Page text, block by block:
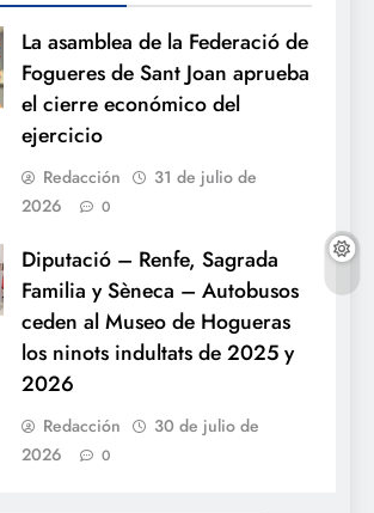
La asamblea de la Federació de
Fogueres de Sant Joan aprueba
el cierre económico del
ejercicio
Redacción
31 de julio de
2026
0
Diputació – Renfe, Sagrada
Familia y Sèneca – Autobusos
ceden al Museo de Hogueras
los ninots indultats de 2025 y
2026
Redacción
30 de julio de
2026
0